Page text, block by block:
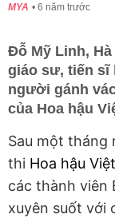
MYA 6 năm trước
Đỗ Mỹ Linh,
giáo sư, tiến sĩ
người gánh
của Hoa hậu
Sau một tháng
thi Hoa hậu
các thành viên
xuyên suốt với